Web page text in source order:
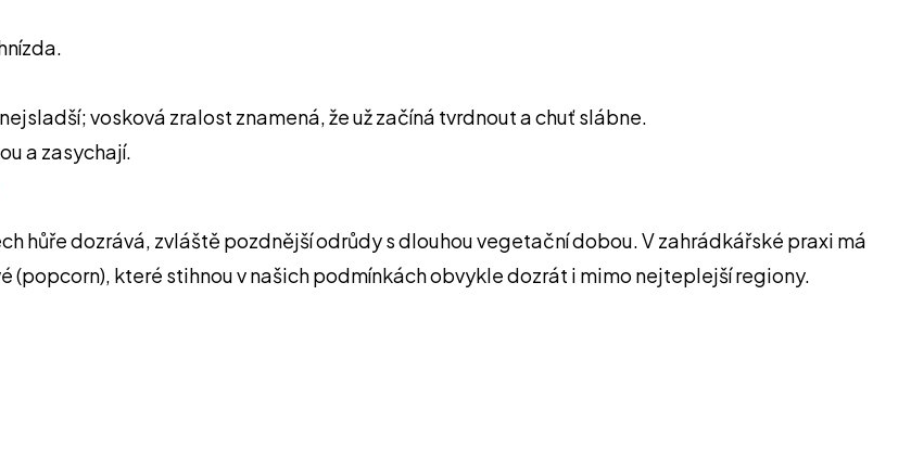
vosková zralost znamená, že už začíná tvrdnout a chuť slábne.
a zasychají.
hůře dozrává, zvláště pozdnější odrůdy s dlouhou vegetační dobou. V zahrádkářské praxi má
(popcorn), které stihnou v našich podmínkách obvykle dozrát i mimo nejteplejší regiony.